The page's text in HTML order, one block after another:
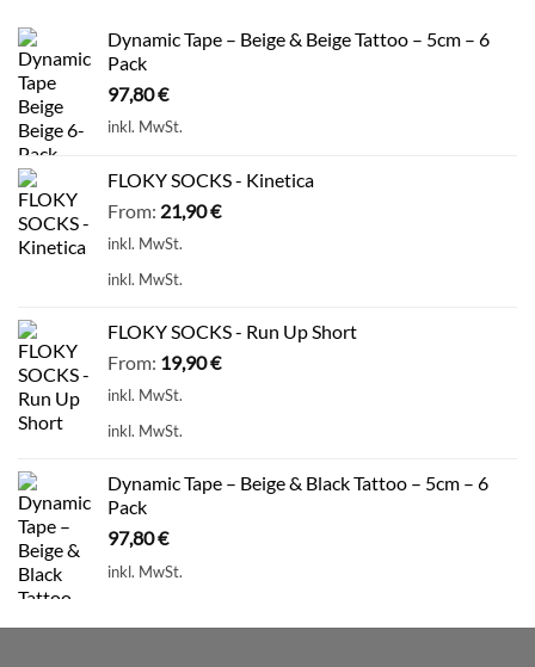
Dynamic Tape – Beige & Beige Tattoo – 5cm – 6
Pack
97,80€
inkl. MwSt.
FLOKY SOCKS - Kinetica
From: 21,90€
inkl. MwSt.
inkl. MwSt.
FLOKY SOCKS - Run Up Short
From: 19,90€
inkl. MwSt.
inkl. MwSt.
Dynamic Tape – Beige & Black Tattoo – 5cm – 6
Pack
97,80€
inkl. MwSt.